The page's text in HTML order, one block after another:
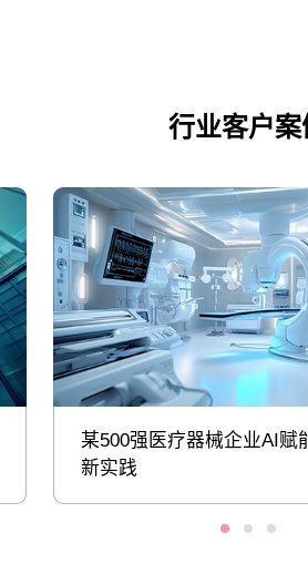
行业客户案
某500强医疗器械企业AI赋
新实践